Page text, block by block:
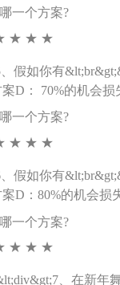
一个方案?
★ ★ ★ ★
、假如你有
D： 70%的机会损
一个方案?
★ ★ ★ ★
假如你有
D：80%的机会损
一个方案?
★ ★ ★ ★
、在新年